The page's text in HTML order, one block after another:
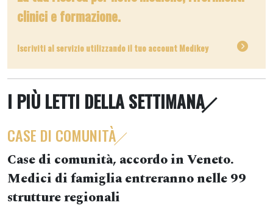
clinici e formazione.
Iscriviti al servizio utilizzando il tuo account Medikey
I PIÙ LETTI DELLA SETTIMANA
CASE DI COMUNITÀ
Case di comunità, accordo in Veneto.
Medici di famiglia entreranno nelle 99
strutture regionali